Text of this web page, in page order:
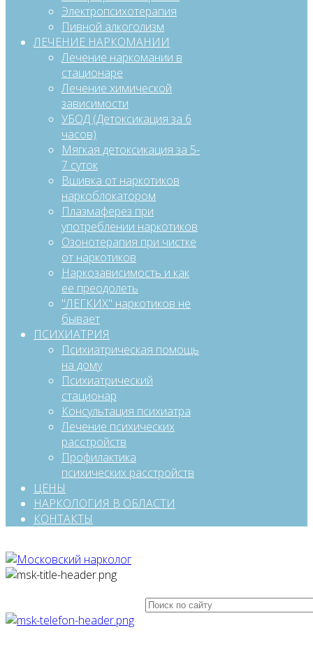
Электропсихотерапия
Пивной алкоголизм
ЛЕЧЕНИЕ НАРКОМАНИИ
Лечение наркомании в
стационаре
Лечение химической
зависимости
УБОД (Детоксикация за 6
часов)
Мягкая детоксикация за 5-
7 суток
Вшивка от наркотиков
наркоблокатором
Плазмаферез при
употреблении наркотиков
Озонотерапия при чистке
от наркотиков
Наркозависимость и как
ее преодолеть
"ЛЕГКИХ" наркотиков не
бывает
ПСИХИАТРИЯ
Психиатрическая помощь
на дому
Психиатрический
стационар
Консультация психиатра
Лечение психических
расстройств
Профилактика
психических расстройств
ЦЕНЫ
НАРКОЛОГИЯ В ОБЛАСТИ
КОНТАКТЫ